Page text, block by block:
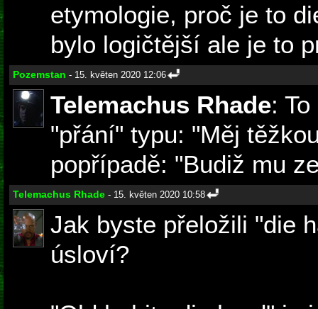
etymologie, proč je to
bylo logičtější ale je to
Pozemstan - 15. květen 2020 12:06
Telemachus Rhade:
"přání" typu: "Měj
popřípadě: "Budiž mu
Telemachus Rhade - 15. květen 2020 10:58
Jak byste přeložili "die
úsloví?